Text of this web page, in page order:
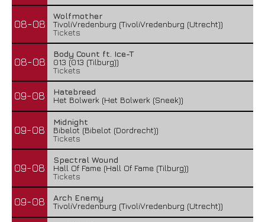
08-08
Wolfmother
TivoliVredenburg (TivoliVredenburg (Utrecht))
Tickets
08-08
Body Count ft. Ice-T
013 (013 (Tilburg))
Tickets
09-08
Hatebreed
Het Bolwerk (Het Bolwerk (Sneek))
09-08
Midnight
Bibelot (Bibelot (Dordrecht))
Tickets
09-08
Spectral Wound
Hall Of Fame (Hall Of Fame (Tilburg))
Tickets
09-08
Arch Enemy
TivoliVredenburg (TivoliVredenburg (Utrecht))